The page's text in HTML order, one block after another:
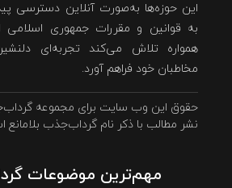
این حوزه‌ها به‌صورت آنلاین دسترسی
به قوانین و مقررات جمهوری اسلامی
همواره تلاش می‌کند تجربه‌ای
مخاطبان خود فراهم آورد.
حقوق این وب سایت برای مجموعه
نشر مطالب با ذکر نام گرداب‌جذب بلامانع
مهم‌ترین موضوعات